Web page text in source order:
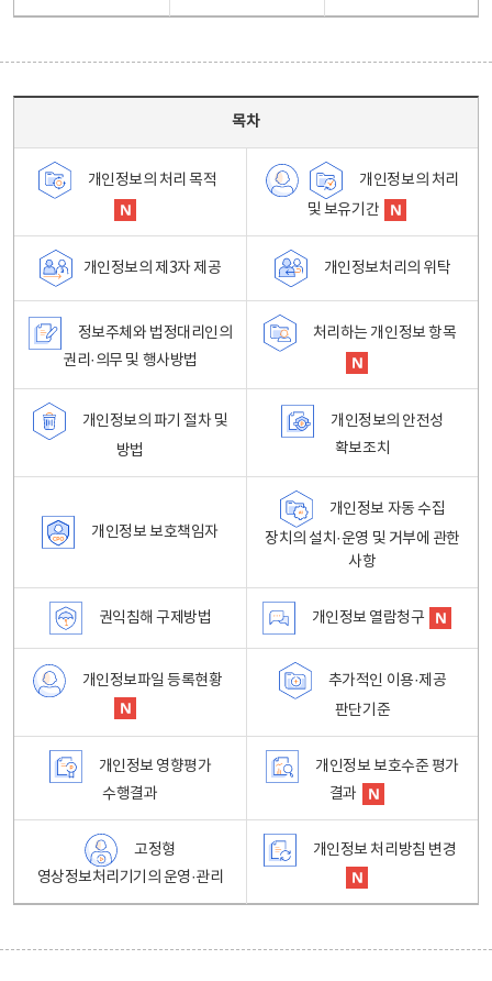
목차
개인정보의 처리 목적
개인정보의 처리
및 보유기간
개인정보의 제3자 제공 개인정보처리의 위탁
정보주체와 법정대리인의
권리·의무 및 행사방법
처리하는 개인정보 항목
개인정보의 파기 절차 및
방법
개인정보의 안전성
확보조치
개인정보 보호책임자
개인정보 자동 수집
장치의 설치·운영 및 거부에 관한
사항
권익침해 구제방법 개인정보 열람청구
개인정보파일 등록현황
추가적인 이용·제공
판단기준
개인정보 영향평가
수행결과
개인정보 보호수준 평가
결과
고정형
영상정보처리기기의 운영·관리
개인정보 처리방침 변경